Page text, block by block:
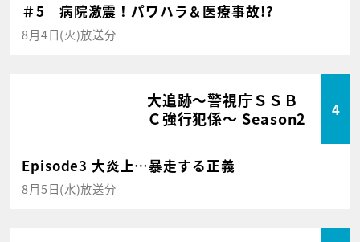
＃5 病院激震！パワハラ＆医療事故!?
8月4日(火)放送分
大追跡～警視庁ＳＳＢ
Ｃ強行犯係～ Season2
4
Episode3 大炎上…暴走する正義
8月5日(水)放送分